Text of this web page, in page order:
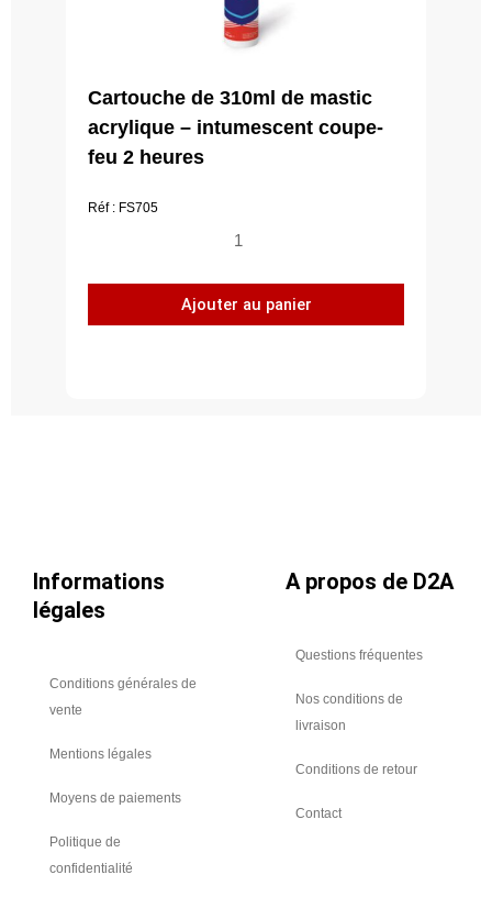
Cartouche de 310ml de mastic
acrylique – intumescent coupe-
feu 2 heures
Réf : FS705
quantité
Cartouche
de
Ajouter au panier
Informations
légales
Conditions générales de
vente
Mentions légales
Moyens de paiements
Politique de
confidentialité
A propos de D2A
Questions fréquentes
Nos conditions de
livraison
Conditions de retour
Contact